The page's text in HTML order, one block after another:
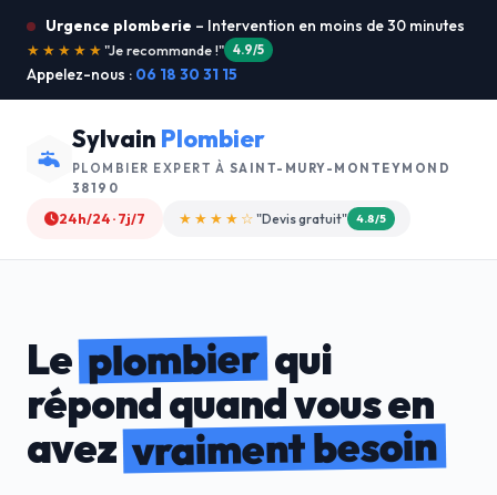
Urgence plomberie – Intervention en moins de 30 minutes
★★★★★"Service ultra rapide !" 5.0/5
Appelez-nous : 06 18 30 31 15
Sylvain Plombier
PLOMBIER EXPERT À SAINT-MURY-MONTEYMOND
38190
24h/24 · 7j/7 ★★★★☆ "Devis gratuit" 4.8/5
Leplombierqui
répond quand vous en
avezvraiment besoin